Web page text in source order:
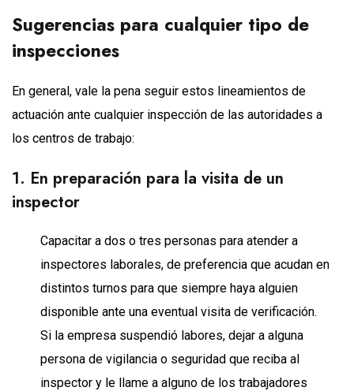
Sugerencias para cualquier tipo de
inspecciones
En general, vale la pena seguir estos lineamientos de
actuación ante cualquier inspección de las autoridades a
los centros de trabajo:
1. En preparación para la visita de un
inspector
Capacitar a dos o tres personas para atender a
inspectores laborales, de preferencia que acudan en
distintos turnos para que siempre haya alguien
disponible ante una eventual visita de verificación.
Si la empresa suspendió labores, dejar a alguna
persona de vigilancia o seguridad que reciba al
inspector y le llame a alguno de los trabajadores